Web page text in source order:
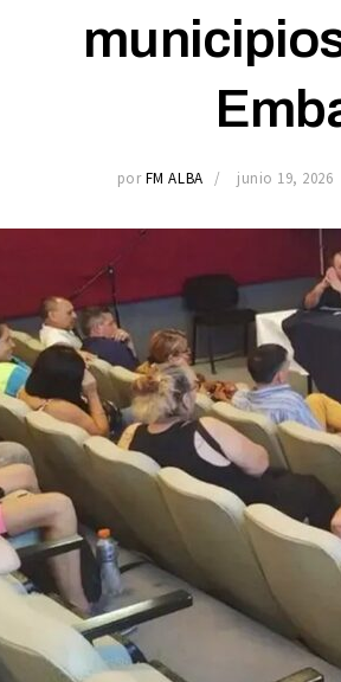
por FM ALBA junio 19, 2026